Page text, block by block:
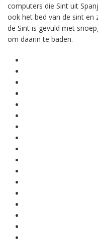
computers die Sint uit
ook het bed van de sint en
de Sint is gevuld met
om daarin te baden.